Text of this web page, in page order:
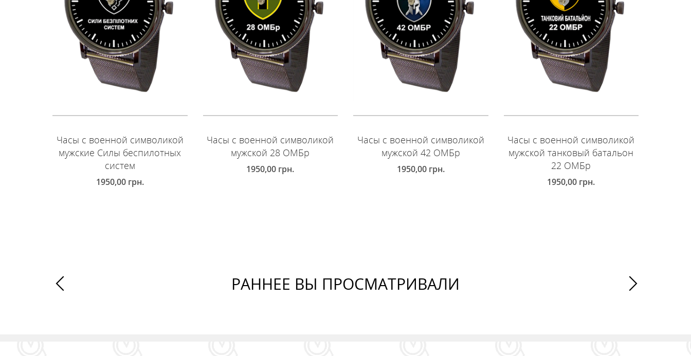
Часы с военной символикой
мужские Силы беспилотных
систем
1950,00 грн.
Часы с военной символикой
мужской 28 ОМБр
1950,00 грн.
Часы с военной символикой
мужской 42 ОМБр
1950,00 грн.
Часы с военной символикой
мужской танковый батальон
22 ОМБр
1950,00 грн.
РАННЕЕ ВЫ ПРОСМАТРИВАЛИ